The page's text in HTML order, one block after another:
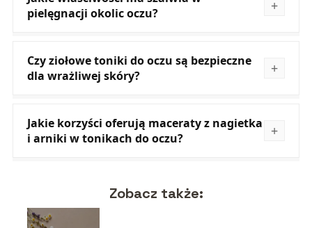
pielęgnacji okolic oczu?
Czy ziołowe toniki do oczu są bezpieczne
dla wrażliwej skóry?
Jakie korzyści oferują maceraty z nagietka
i arniki w tonikach do oczu?
Zobacz także: